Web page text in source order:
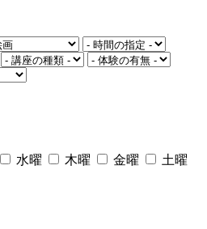
水曜 木曜 金曜 土曜